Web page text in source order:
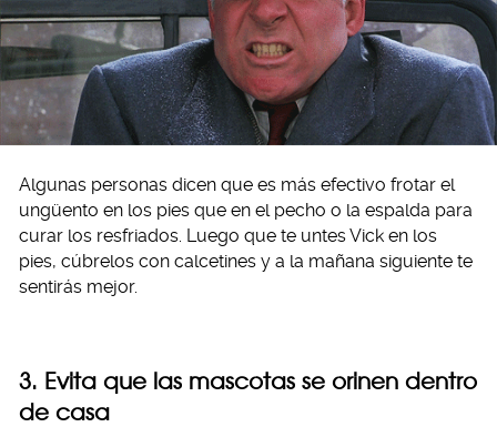
Algunas personas dicen que es más efectivo frotar el
ungüento en los pies que en el pecho o la espalda para
curar los resfriados. Luego que te untes Vick en los
pies, cúbrelos con calcetines y a la mañana siguiente te
sentirás mejor.
3. Evita que las mascotas se orinen dentro
de casa